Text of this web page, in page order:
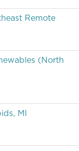
Remote
(North
MI